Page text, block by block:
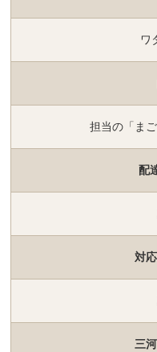
ワ
担当の「ま
配
対
三